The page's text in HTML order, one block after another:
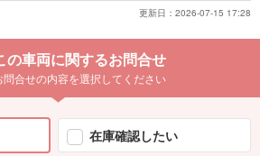
更新日： 2026-07-15 17:28
の車両に関するお問合せ
問合せの内容を選択してください
在庫確認したい